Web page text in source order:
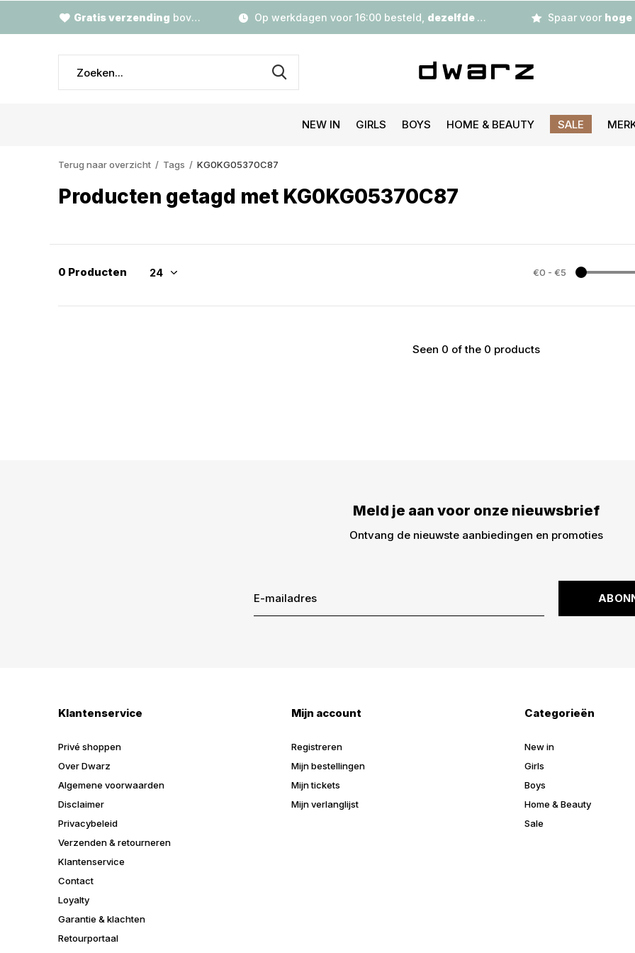
Meld je aan voor
€5,- korting op je
dingen -> nieuwe
NEW IN GIRLS BOYS HOME & BEAUTY SALE
Gratis verzending boven €79,- Op werkdagen voor 16:00 besteld, dezelfde dag verzondenSpaar voor hoge korting
Terug naar overzicht Tags KG0KG05370C87
Producten getagd met KG0KG05370C87
0 Producten €0 - €5
Seen 0 of the 0 products
Meld je aan voor onze nieuwsbrief
Ontvang de nieuwste aanbiedingen en promoties
Klantenservice
Privé shoppen
Over Dwarz
Algemene voorwaarden
Disclaimer
Privacybeleid
Verzenden & retourneren
Klantenservice
Contact
Loyalty
Garantie & klachten
Retourportaal
Mijn account
Registreren
Mijn bestellingen
Mijn tickets
Mijn verlanglijst
Categorieën
New in
Girls
Boys
Home & Beauty
Sale